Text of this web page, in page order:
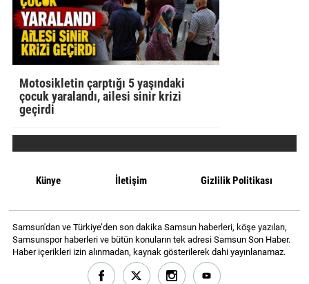
Motosikletin çarptığı 5 yaşındaki
çocuk yaralandı, ailesi sinir krizi
geçirdi
Künye İletişim Gizlilik Politikası
Samsun'dan ve Türkiye’den son dakika Samsun haberleri, köşe yazıları,
Samsunspor haberleri ve bütün konuların tek adresi Samsun Son Haber.
Haber içerikleri izin alınmadan, kaynak gösterilerek dahi yayınlanamaz.